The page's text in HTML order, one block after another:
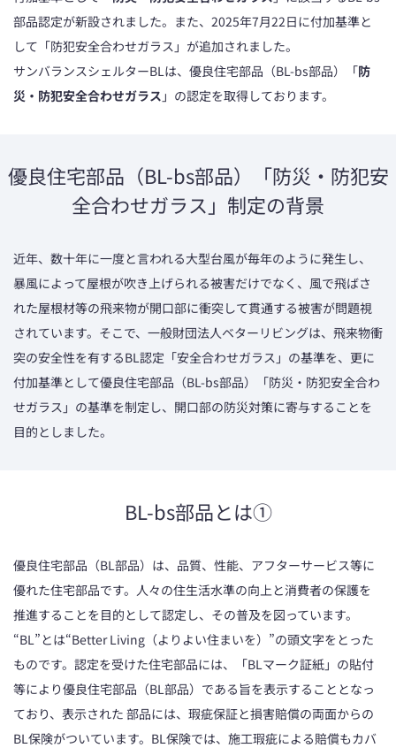
部品認定が新設されました。また、2025年7月22日に付加基準と
して「防犯安全合わせガラス」が追加されました。
サンバランスシェルターBLは、優良住宅部品（BL-bs部品）「防
災・防犯安全合わせガラス 」の認定を取得しております。
優良住宅部品（BL-bs部品）「防災・防犯安
全合わせガラス」制定の背景
近年、数十年に一度と言われる大型台風が毎年のように発生し、
暴風によって屋根が吹き上げられる被害だけでなく、風で飛ばさ
れた屋根材等の飛来物が開口部に衝突して貫通する被害が問題視
されています。そこで、一般財団法人ベターリビングは、飛来物衝
突の安全性を有するBL認定「安全合わせガラス」の基準を、更に
付加基準として優良住宅部品（BL-bs部品）「防災・防犯安全合わ
せガラス」の基準を制定し、開口部の防災対策に寄与することを
目的としました。
BL-bs部品とは➀
優良住宅部品（BL部品）は、品質、性能、アフターサービス等に
優れた住宅部品です。人々の住生活水準の向上と消費者の保護を
推進することを目的として認定し、その普及を図っています。
“BL”とは“Better Living（よりよい住まいを）”の頭文字をとった
ものです。認定を受けた住宅部品には、「BLマーク証紙」の貼付
等により優良住宅部品（BL部品）である旨を表示することとなっ
ており、表示された 部品には、瑕疵保証と損害賠償の両面からの
BL保険がついています。BL保険では、施工瑕疵による賠償もカバ